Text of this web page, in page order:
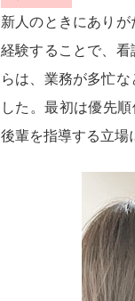
新人のときにあり
経験することで、
らは、業務が多忙
した。最初は優先
後輩を指導する立場